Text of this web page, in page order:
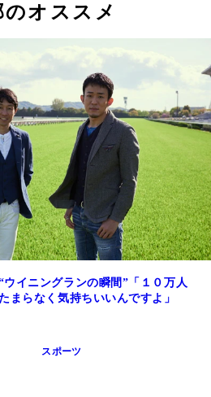
のオススメ
イニングランの瞬間”「１０万人
まらなく気持ちいいんですよ」
スポーツ